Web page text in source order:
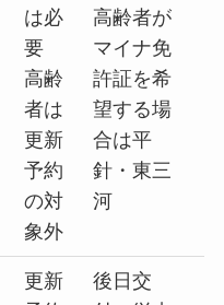
は必
要
高齢
者は
更新
予約
の対
象外
高齢者が
マイナ免
許証を希
望する場
合は平
針・東三
河
更新
後日交